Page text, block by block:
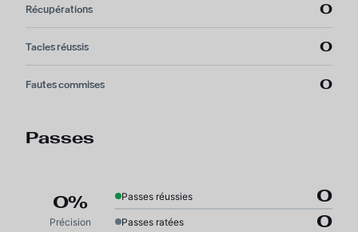
Récupérations 0
Tacles réussis 0
Fautes commises 0
Passes
0%
Précision
Passes réussies 0
Passes ratées 0